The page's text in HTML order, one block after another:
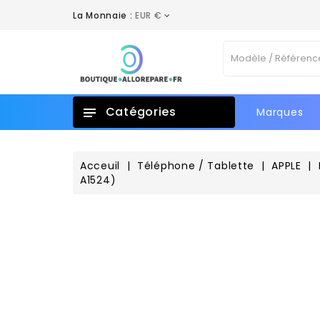
La Monnaie : EUR €
Catégories Marques
Acceuil Téléphone / Tablette APPLE
A1524)